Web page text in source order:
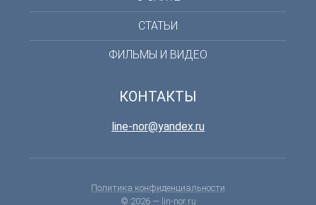
СТАТЬИ
ФИЛЬМЫ И ВИДЕО
КОНТАКТЫ
line-nor@yandex.ru
Политика конфиденциальности
© 2026 — lin-nor.ru